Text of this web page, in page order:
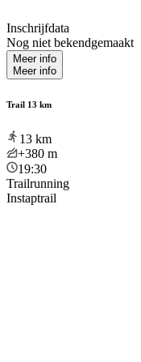
Inschrijfdata
Nog niet bekendgemaakt
Meer info
Meer info
Trail 13 km
13 km
+380 m
19:30
Trailrunning
Instaptrail